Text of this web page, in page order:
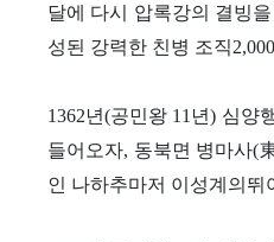
달에 다시 압록강의 결빙
성된 강력한 친병 조직
1362년(공민왕 11년) 심양
들어오자, 동북면 병마사(
인 나하추마저 이성계의뛰